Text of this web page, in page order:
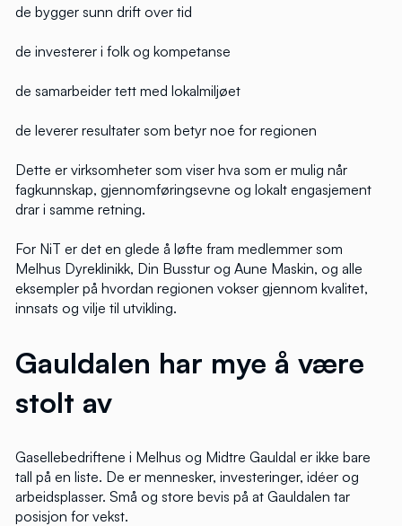
de bygger sunn drift over tid
de investerer i folk og kompetanse
de samarbeider tett med lokalmiljøet
de leverer resultater som betyr noe for regionen
Dette er virksomheter som viser hva som er mulig når
fagkunnskap, gjennomføringsevne og lokalt engasjement
drar i samme retning.
For NiT er det en glede å løfte fram medlemmer som
Melhus Dyreklinikk, Din Busstur og Aune Maskin, og alle
eksempler på hvordan regionen vokser gjennom kvalitet,
innsats og vilje til utvikling.
Gauldalen har mye å være
stolt av
Gasellebedriftene i Melhus og Midtre Gauldal er ikke bare
tall på en liste. De er mennesker, investeringer, idéer og
arbeidsplasser. Små og store bevis på at Gauldalen tar
posisjon for vekst.